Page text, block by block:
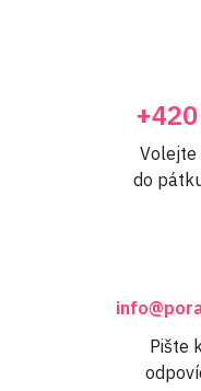
Volejte
do
Pište